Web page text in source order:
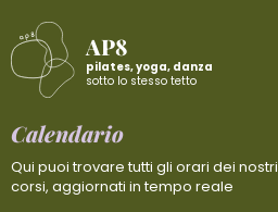
AP8
pilates, yoga, danza
sotto lo stesso tetto
Calendario
Qui puoi trovare tutti gli orari dei nostri
corsi, aggiornati in tempo reale